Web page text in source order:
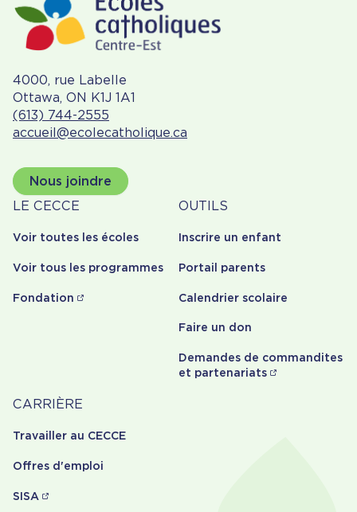
4000, rue Labelle
Ottawa, ON K1J 1A1
(613) 744-2555
accueil@ecolecatholique.ca
Nous joindre
À
propos
LE CECCE
Voir toutes les écoles
Voir tous les programmes
Fondation
Outils
OUTILS
Inscrire un enfant
Portail parents
Calendrier scolaire
Faire un don
Demandes de commandites
et partenariats
Carrière
CARRIÈRE
Travailler au CECCE
Offres d'emploi
SISA